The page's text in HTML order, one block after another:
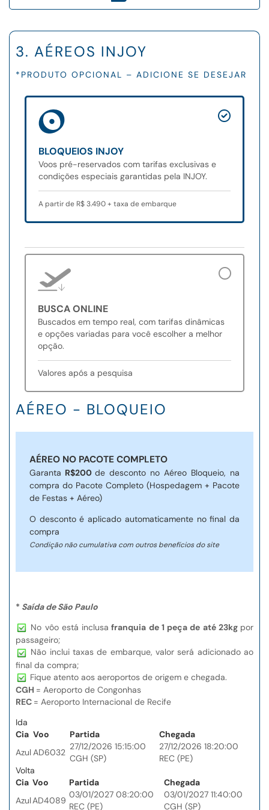
3. AÉREOS INJOY
*PRODUTO OPCIONAL – ADICIONE SE DESEJAR
BLOQUEIOS INJOY
Voos pré-reservados com tarifas exclusivas e
condições especiais garantidas pela INJOY.
A partir de R$ 3.490 + taxa de embarque
BUSCA ONLINE
Buscados em tempo real, com tarifas dinâmicas
e opções variadas para você escolher a melhor
opção.
Valores após a pesquisa
AÉREO - BLOQUEIO
AÉREO NO PACOTE COMPLETO
Garanta R$200 de desconto no Aéreo Bloqueio, na
compra do Pacote Completo (Hospedagem + Pacote
de Festas + Aéreo)
O desconto é aplicado automaticamente no final da
compra
Condição não cumulativa com outros benefícios do site
* Saída de São Paulo
No vôo está inclusa franquia de 1 peça de até 23kg por
passageiro;
Não inclui taxas de embarque, valor será adicionado ao
final da compra;
Fique atento aos aeroportos de origem e chegada.
CGH = Aeroporto de Congonhas
REC = Aeroporto Internacional de Recife
Ida
Cia Voo Partida
Chegada
Azul AD6032
27/12/2026 15:15:00
CGH (SP)
27/12/2026 18:20:00
REC (PE)
Volta
Cia Voo Partida
Chegada
AzulAD4089
03/01/2027 08:20:00
REC (PE)
03/01/2027 11:40:00
CGH (SP)